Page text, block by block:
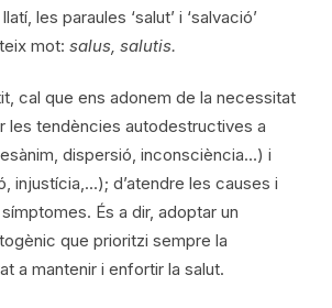
les paraules ‘salut’ i ‘salvació’
mot: salus, salutis.
cal que ens adonem de la necessitat
les tendències autodestructives a
dispersió, inconsciència…) i
injustícia,…); d’atendre les causes i
És a dir, adoptar un
que prioritzi sempre la
a mantenir i enfortir la salut.